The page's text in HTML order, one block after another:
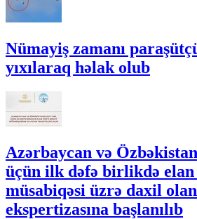
Nümayiş zamanı
yıxılaraq həlak olub
Azərbaycan və
üçün ilk dəfə birlikdə
müsabiqəsi üzrə daxil
ekspertizasına başlanılıb